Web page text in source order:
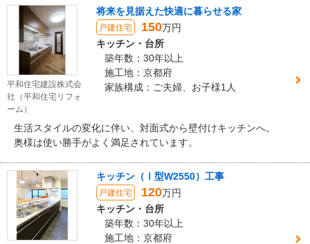
変わりました。
平和住宅建設株式会
社（平和住宅リフォ
ーム）
将来を見据えた快適に暮らせる家
戸建住宅 150万円
キッチン・台所
築年数：30年以上
施工地：京都府
家族構成：ご夫婦、お子様1人
生活スタイルの変化に伴い、対面式から壁付けキッチンへ。
奥様は使い勝手がよく満足されています。
キッチン（Ⅰ型W2550）工事
戸建住宅 120万円
キッチン・台所
築年数：30年以上
施工地：京都府